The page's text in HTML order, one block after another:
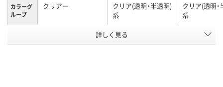
カラーグ
ループ
クリアー
クリア(透明・半透明)
系
クリア(透明
系
20ポケット 20ポケット
詳しく見る